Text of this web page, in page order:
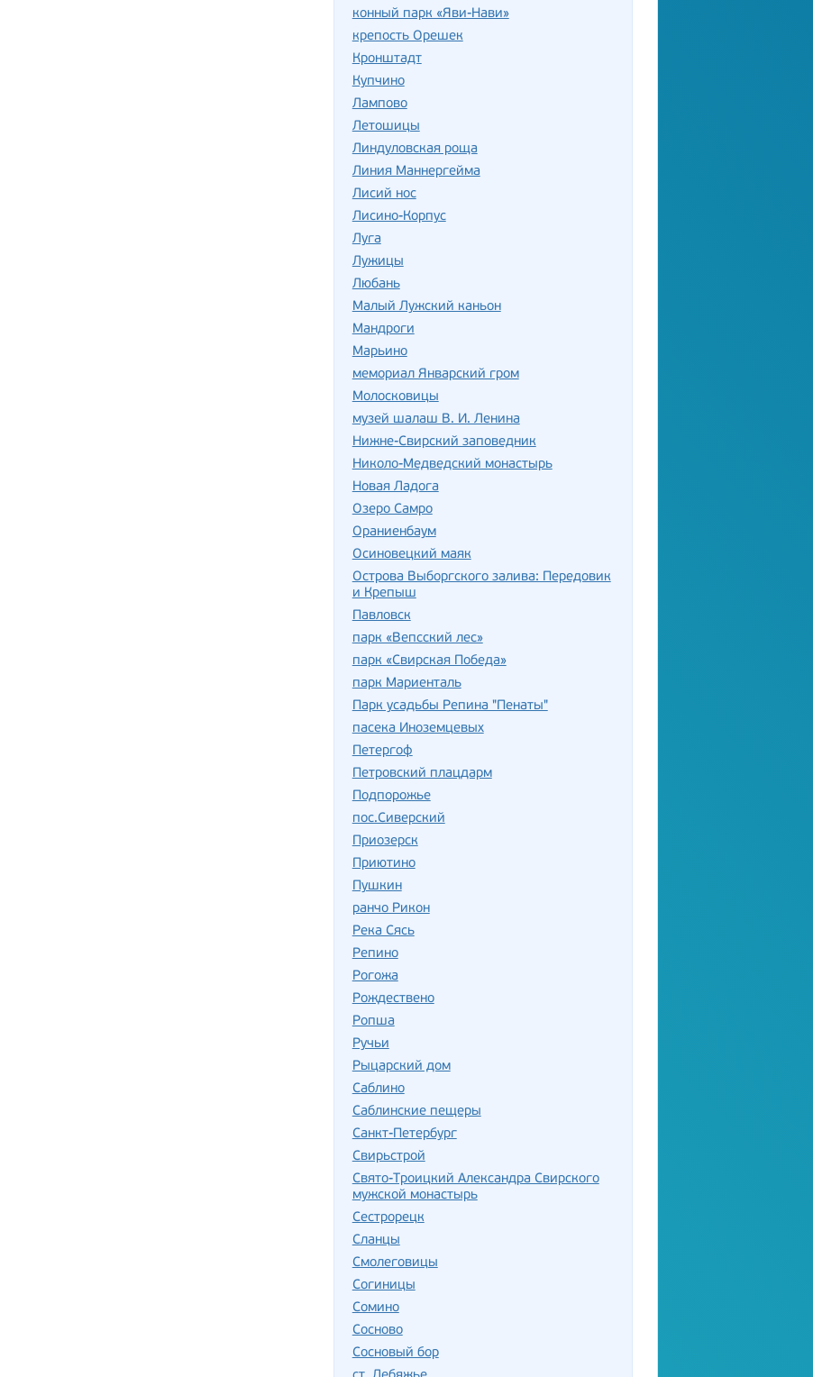
конный парк «Яви-Нави»
крепость Орешек
Кронштадт
Купчино
Лампово
Летошицы
Линдуловская роща
Линия Маннергейма
Лисий нос
Лисино-Корпус
Луга
Лужицы
Любань
Малый Лужский каньон
Мандроги
Марьино
мемориал Январский гром
Молосковицы
музей шалаш В. И. Ленина
Нижне-Свирский заповедник
Николо-Медведский монастырь
Новая Ладога
Озеро Самро
Ораниенбаум
Осиновецкий маяк
Острова Выборгского залива: Передовик
и Крепыш
Павловск
парк «Вепсский лес»
парк «Свирская Победа»
парк Мариенталь
Парк усадьбы Репина "Пенаты"
пасека Иноземцевых
Петергоф
Петровский плацдарм
Подпорожье
пос.Сиверский
Приозерск
Приютино
Пушкин
ранчо Рикон
Река Сясь
Репино
Рогожа
Рождествено
Ропша
Ручьи
Рыцарский дом
Саблино
Саблинские пещеры
Санкт-Петербург
Свирьстрой
Свято-Троицкий Александра Свирского
мужской монастырь
Сестрорецк
Сланцы
Смолеговицы
Согиницы
Сомино
Сосново
Сосновый бор